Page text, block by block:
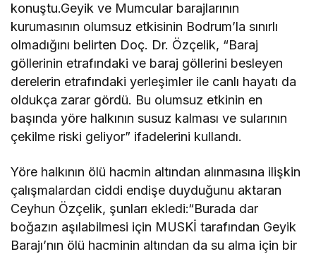
konuştu.Geyik ve Mumcular barajlarının
kurumasının olumsuz etkisinin Bodrum’la sınırlı
olmadığını belirten Doç. Dr. Özçelik, “Baraj
göllerinin etrafındaki ve baraj göllerini besleyen
derelerin etrafındaki yerleşimler ile canlı hayatı da
oldukça zarar gördü. Bu olumsuz etkinin en
başında yöre halkının susuz kalması ve sularının
çekilme riski geliyor” ifadelerini kullandı.
Yöre halkının ölü hacmin altından alınmasına ilişkin
çalışmalardan ciddi endişe duyduğunu aktaran
Ceyhun Özçelik, şunları ekledi:“Burada dar
boğazın aşılabilmesi için MUSKİ tarafından Geyik
Barajı’nın ölü hacminin altından da su alma için bir